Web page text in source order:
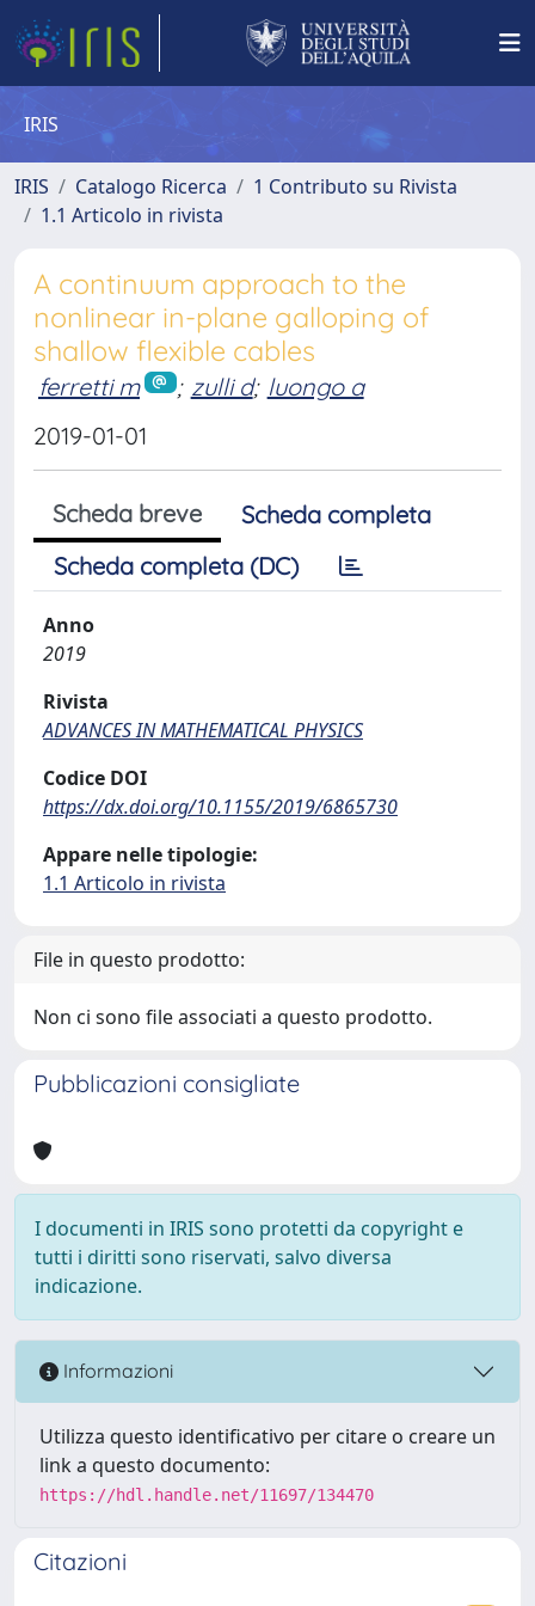
IRIS
IRIS Catalogo Ricerca
1 Contributo su Rivista
1.1 Articolo in rivista
A continuum approach to the
nonlinear in-plane galloping of
shallow flexible cables
ferretti m ; zulli d; luongo a
2019-01-01
Scheda breve
Scheda completa
Scheda completa (DC)
Anno
2019
Rivista
ADVANCES IN MATHEMATICAL PHYSICS
Codice DOI
https://dx.doi.org/10.1155/2019/6865730
Appare nelle tipologie:
1.1 Articolo in rivista
File in questo prodotto:
Non ci sono file associati a questo prodotto.
Pubblicazioni consigliate
I documenti in IRIS sono protetti da copyright e
tutti i diritti sono riservati, salvo diversa
indicazione.
Informazioni
Utilizza questo identificativo per citare o creare un
link a questo documento:
https://hdl.handle.net/11697/134470
Citazioni